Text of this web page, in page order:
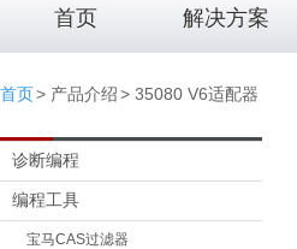
首页 解决方案
首页 产品介绍 35080 V6适配器
诊断编程
编程工具
宝马CAS过滤器